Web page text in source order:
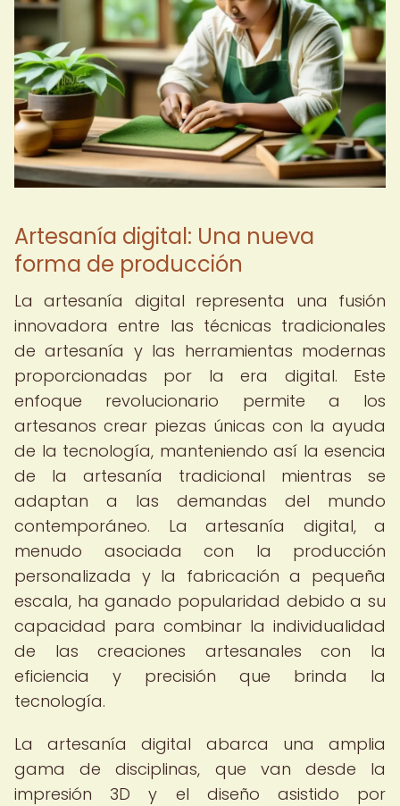
Artesanía digital: Una nueva
forma de producción
La artesanía digital representa una fusión
innovadora entre las técnicas tradicionales
de artesanía y las herramientas modernas
proporcionadas por la era digital. Este
enfoque revolucionario permite a los
artesanos crear piezas únicas con la ayuda
de la tecnología, manteniendo así la esencia
de la artesanía tradicional mientras se
adaptan a las demandas del mundo
contemporáneo. La artesanía digital, a
menudo asociada con la producción
personalizada y la fabricación a pequeña
escala, ha ganado popularidad debido a su
capacidad para combinar la individualidad
de las creaciones artesanales con la
eficiencia y precisión que brinda la
tecnología.
La artesanía digital abarca una amplia
gama de disciplinas, que van desde la
impresión 3D y el diseño asistido por